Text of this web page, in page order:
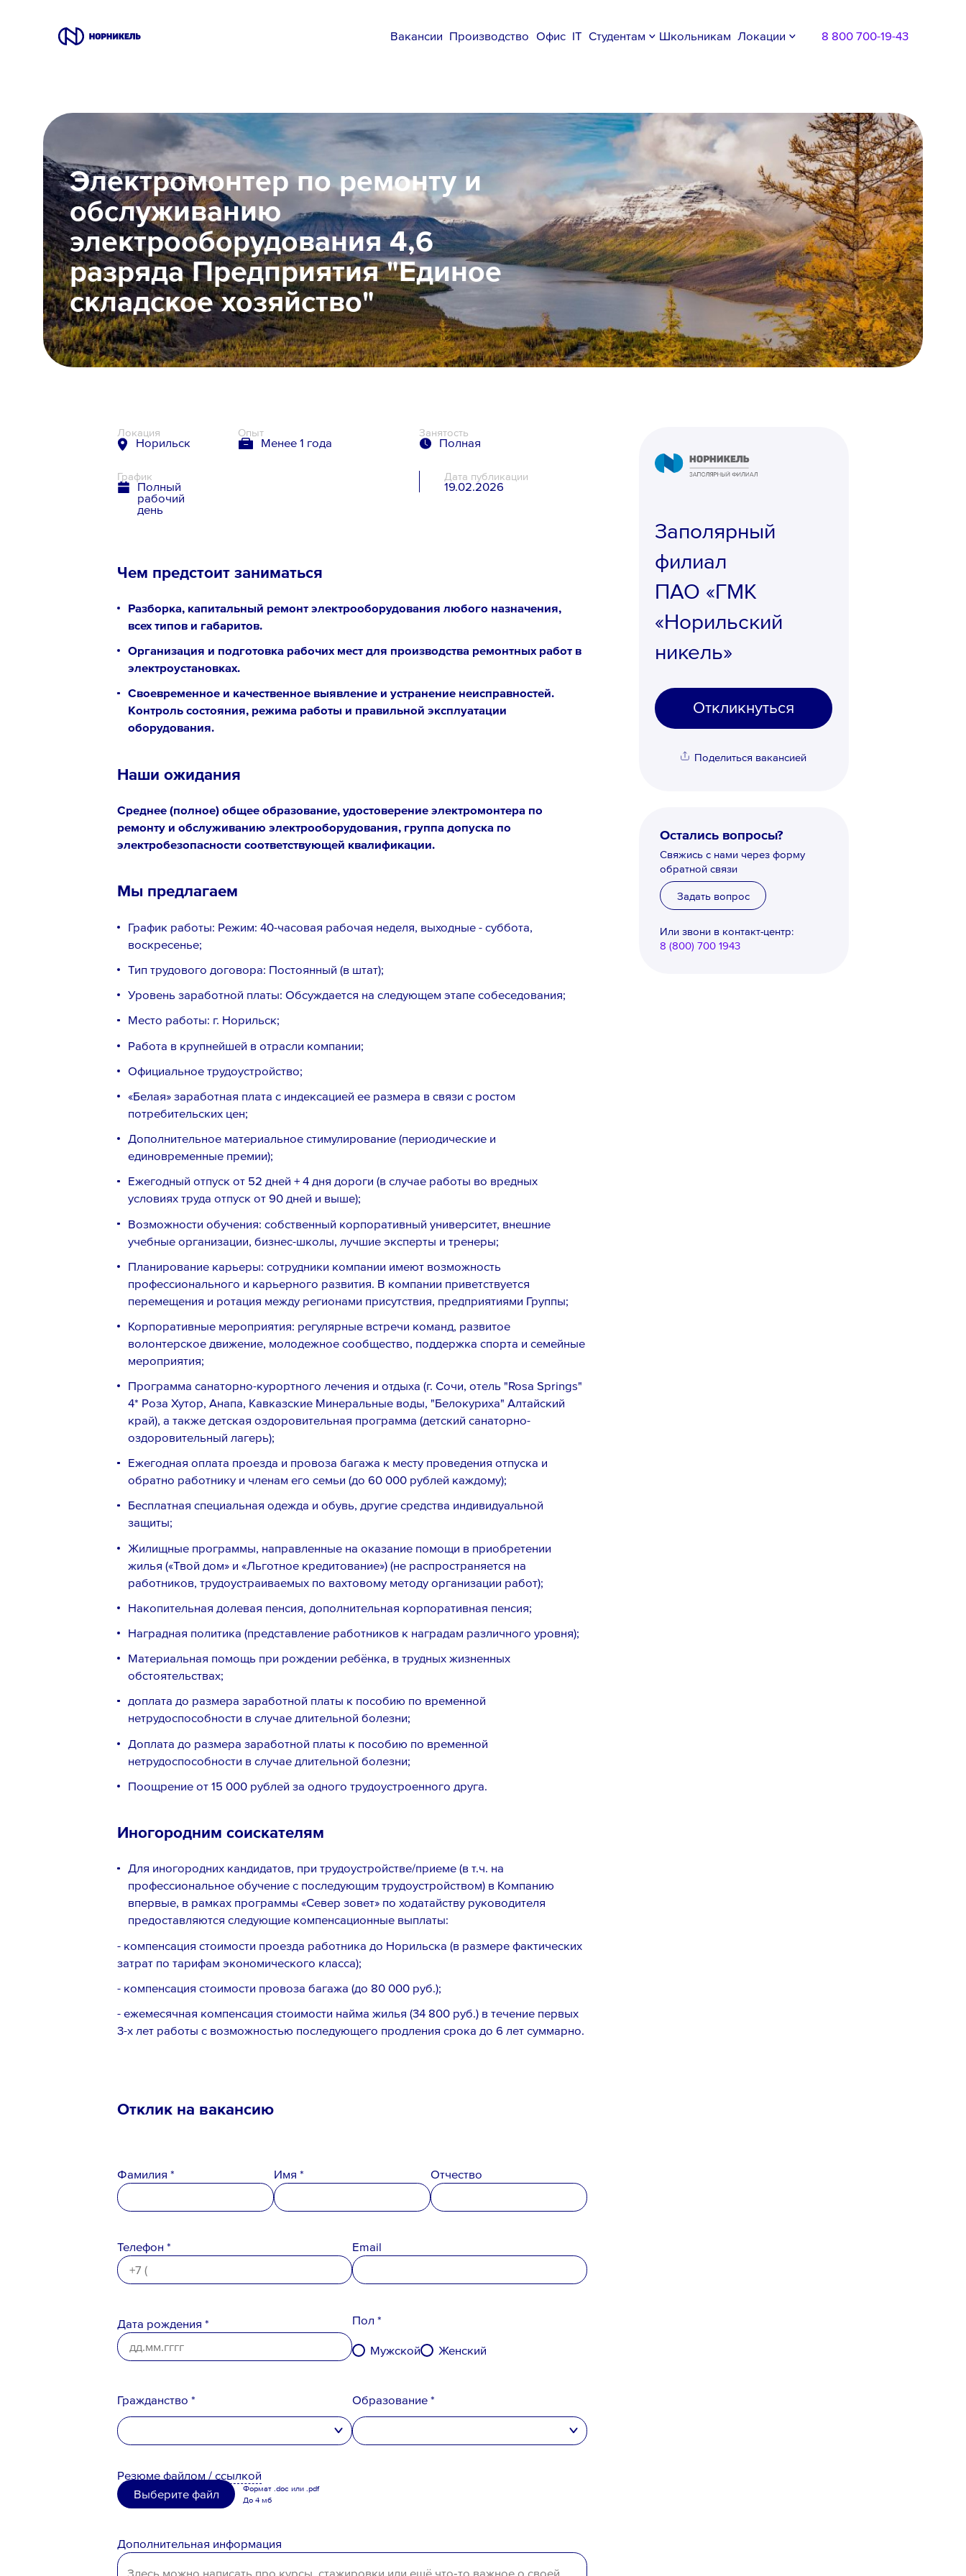
Вакансии Производство Офис IT Студентам Школьникам Локации 8 800 700-19-43
Производство
Офис
Студентам
Школьникам
Локации
8 800 700-19-43
Электромонтер по ремонту и
обслуживанию
электрооборудования 4,6
разряда Предприятия "Единое
складское хозяйство"
Локация
Норильск
Опыт
Менее 1 года
Занятость
Полная
График
Полный
рабочий
день
Дата публикации
19.02.2026
Чем предстоит заниматься
Разборка, капитальный ремонт электрооборудования любого назначения,
всех типов и габаритов.
Организация и подготовка рабочих мест для производства ремонтных работ в
электроустановках.
Своевременное и качественное выявление и устранение неисправностей.
Контроль состояния, режима работы и правильной эксплуатации
оборудования.
Наши ожидания
Среднее (полное) общее образование, удостоверение электромонтера по
ремонту и обслуживанию электрооборудования, группа допуска по
электробезопасности соответствующей квалификации.
Мы предлагаем
График работы: Режим: 40-часовая рабочая неделя, выходные - суббота,
воскресенье;
Тип трудового договора: Постоянный (в штат);
Уровень заработной платы: Обсуждается на следующем этапе собеседования;
Место работы: г. Норильск;
Работа в крупнейшей в отрасли компании;
Официальное трудоустройство;
«Белая» заработная плата с индексацией ее размера в связи с ростом
потребительских цен;
Дополнительное материальное стимулирование (периодические и
единовременные премии);
Ежегодный отпуск от 52 дней + 4 дня дороги (в случае работы во вредных
условиях труда отпуск от 90 дней и выше);
Возможности обучения: собственный корпоративный университет, внешние
учебные организации, бизнес-школы, лучшие эксперты и тренеры;
Планирование карьеры: сотрудники компании имеют возможность
профессионального и карьерного развития. В компании приветствуется
перемещения и ротация между регионами присутствия, предприятиями Группы;
Корпоративные мероприятия: регулярные встречи команд, развитое
волонтерское движение, молодежное сообщество, поддержка спорта и семейные
мероприятия;
Программа санаторно-курортного лечения и отдыха (г. Сочи, отель "Rosa Springs"
4* Роза Хутор, Анапа, Кавказские Минеральные воды, "Белокуриха" Алтайский
край), а также детская оздоровительная программа (детский санаторно-
оздоровительный лагерь);
Ежегодная оплата проезда и провоза багажа к месту проведения отпуска и
обратно работнику и членам его семьи (до 60 000 рублей каждому);
Бесплатная специальная одежда и обувь, другие средства индивидуальной
защиты;
Жилищные программы, направленные на оказание помощи в приобретении
жилья («Твой дом» и «Льготное кредитование») (не распространяется на
работников, трудоустраиваемых по вахтовому методу организации работ);
Накопительная долевая пенсия, дополнительная корпоративная пенсия;
Наградная политика (представление работников к наградам различного уровня);
Материальная помощь при рождении ребёнка, в трудных жизненных
обстоятельствах;
доплата до размера заработной платы к пособию по временной
нетрудоспособности в случае длительной болезни;
Доплата до размера заработной платы к пособию по временной
нетрудоспособности в случае длительной болезни;
Поощрение от 15 000 рублей за одного трудоустроенного друга.
Иногородним соискателям
Для иногородних кандидатов, при трудоустройстве/приеме (в т.ч. на
профессиональное обучение с последующим трудоустройством) в Компанию
впервые, в рамках программы «Север зовет» по ходатайству руководителя
предоставляются следующие компенсационные выплаты:
- компенсация стоимости проезда работника до Норильска (в размере фактических
затрат по тарифам экономического класса);
- компенсация стоимости провоза багажа (до 80 000 руб.);
- ежемесячная компенсация стоимости найма жилья (34 800 руб.) в течение первых
3-х лет работы с возможностью последующего продления срока до 6 лет суммарно.
Заполярный
филиал
ПАО «ГМК
«Норильский
никель»
Откликнуться
Поделиться вакансией
Остались вопросы?
Свяжись с нами через форму
обратной связи
Задать вопрос
Или звони в контакт-центр:
8 (800) 700 1943
Телефон * Email *
Вопрос *
Ознакомлен сПолитикой конфиденциальности,
Порядком формирования кадрового резерва
на обработку
персональных данных
Отклик на вакансию
Фамилия * Имя * Отчество
Телефон * Email
Дата рождения *
Пол *
Мужской
Женский
Гражданство *
Беларусь
Казахстан
Образование *
Резюмефайлом/ссылкой
Выберите файл
Формат .doc или .pdf
До 4 мб
Дополнительная информация